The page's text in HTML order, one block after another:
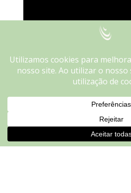
We use cookies on our website to
relevant experience by
repeat visits. By clicking “Accept”,
Do not sell my personal information
ACCEPT